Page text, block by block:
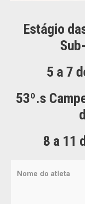
Estágio
5 a 7
53º.s
8 a 11
Nome do atleta